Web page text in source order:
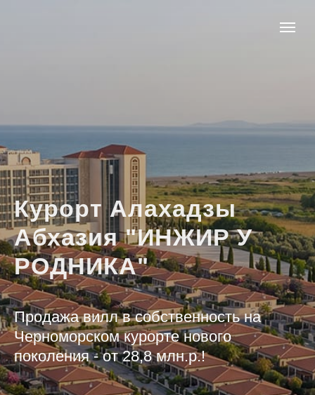
Курорт Алахадзы
Абхазия "ИНЖИР У
РОДНИКА"
Продажа вилл в собственность на
Черноморском курорте нового
поколения - от 28,8 млн.р.!